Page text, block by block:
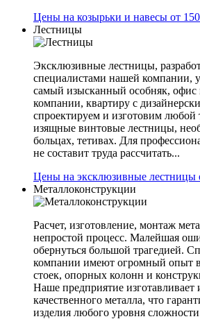
Цены на козырьки и навесы от
Лестницы
Эксклюзивные лестницы,
специалистами нашей компании,
самый изысканный особняк,
компании, квартиру с
спроектируем и изготовим любой
изящные винтовые лестницы,
больцах, тетивах. Для
не составит труда рассчитать...
Цены на эксклюзивные лестницы
Металлоконструкции
Расчет, изготовление, монтаж
непростой процесс. Малейшая
обернуться большой трагедией.
компании имеют огромный опыт
стоек, опорных колонн и
Наше предприятие изготавливает
качественного металла, что
изделия любого уровня